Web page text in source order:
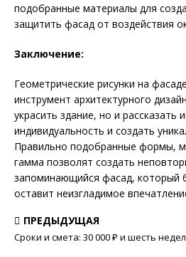
подобранные материалы для
защитить фасад от воздействия
Заключение:
Геометрические рисунки на
инструмент архитектурного
украсить здание, но и рассказать
индивидуальность и создать
Правильно подобранные формы,
гамма позволят создать
запоминающийся фасад, который
оставит неизгладимое
ПРЕДЫДУЩАЯ
Сроки и смета: 30 000 ₽ и шесть